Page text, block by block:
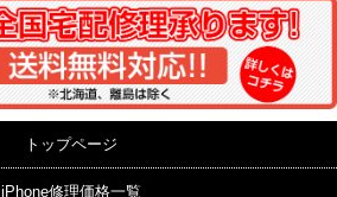
トップページ
iPhone修理価格一覧